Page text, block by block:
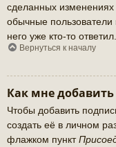
сделанных
обычные
него уже кто-то ответил.
Вернуться к началу
Как мне
Чтобы добавить
создать её в личном
флажком пункт